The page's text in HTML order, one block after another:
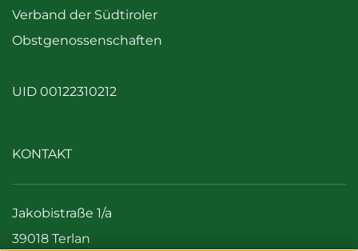
Verband der Südtiroler
Obstgenossenschaften
UID 00122310212
KONTAKT
Jakobistraße 1/a
39018 Terlan